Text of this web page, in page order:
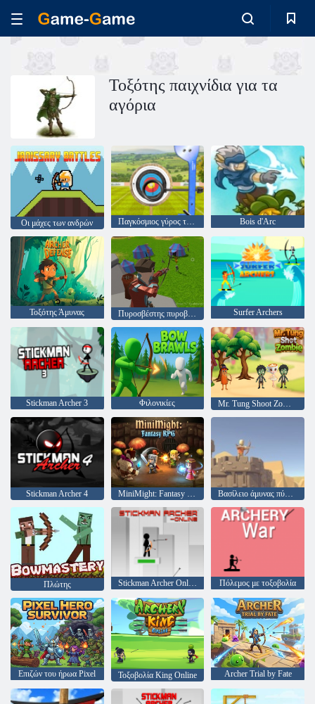
Τοξότης παιχνίδια για τα
αγόρια
Οι μάχες των ανδρών Παγκόσμιος γύρος τοξοβολίας Bois d'Arc
Τοξότης Άμυνας Πυροσβέστης πυροβολισμών 3d Surfer Archers
Stickman Archer 3 Φιλονικίες Mr. Tung Shoot Zombie
Stickman Archer 4 MiniMight: Fantasy RPG Βασίλειο άμυνας πύργου
Πλώτης Stickman Archer Online Πόλεμος με τοξοβολία
Επιζών του ήρωα Pixel Τοξοβολία King Online Archer Trial by Fate